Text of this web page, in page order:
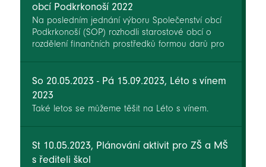
obcí Podkrkonoší 2022
Na posledním jednání výboru Společenství obcí
Podkrkonoší (SOP) rozhodli starostové obcí o
rozdělení finančních prostředků formou darů pro
neziskové organizace od začátku roku 2023.
So 20.05.2023 - Pá 15.09.2023, Léto s vínem
2023
Také letos se můžeme těšit na Léto s vínem.
St 10.05.2023, Plánování aktivit pro ZŠ a MŠ
s řediteli škol